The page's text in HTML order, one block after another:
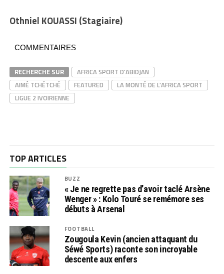
Othniel KOUASSI (Stagiaire)
COMMENTAIRES
RECHERCHE SUR
AFRICA SPORT D'ABIDJAN
AIMÉ TCHÉTCHÉ
FEATURED
LA MONTÉ DE L'AFRICA SPORT
LIGUE 2 IVOIRIENNE
TOP ARTICLES
BUZZ
« Je ne regrette pas d’avoir taclé Arsène
Wenger » : Kolo Touré se remémore ses
débuts à Arsenal
FOOTBALL
Zougoula Kevin (ancien attaquant du
Séwé Sports) raconte son incroyable
descente aux enfers